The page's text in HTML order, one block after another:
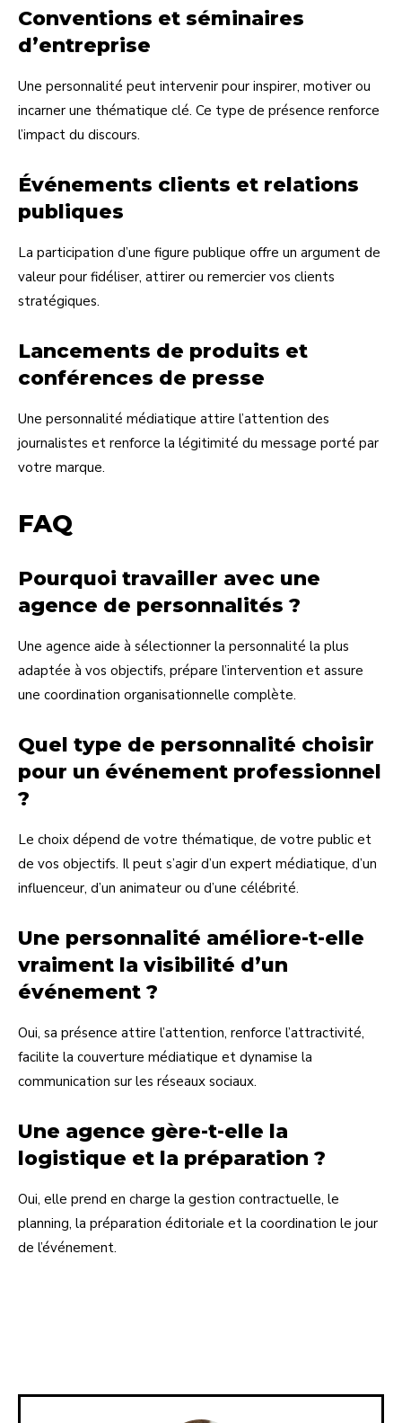
Conventions et séminaires
d’entreprise
Une personnalité peut intervenir pour inspirer, motiver ou
incarner une thématique clé. Ce type de présence renforce
l’impact du discours.
Événements clients et relations
publiques
La participation d’une figure publique offre un argument de
valeur pour fidéliser, attirer ou remercier vos clients
stratégiques.
Lancements de produits et
conférences de presse
Une personnalité médiatique attire l’attention des
journalistes et renforce la légitimité du message porté par
votre marque.
FAQ
Pourquoi travailler avec une
agence de personnalités ?
Une agence aide à sélectionner la personnalité la plus
adaptée à vos objectifs, prépare l’intervention et assure
une coordination organisationnelle complète.
Quel type de personnalité choisir
pour un événement professionnel
?
Le choix dépend de votre thématique, de votre public et
de vos objectifs. Il peut s’agir d’un expert médiatique, d’un
influenceur, d’un animateur ou d’une célébrité.
Une personnalité améliore-t-elle
vraiment la visibilité d’un
événement ?
Oui, sa présence attire l’attention, renforce l’attractivité,
facilite la couverture médiatique et dynamise la
communication sur les réseaux sociaux.
Une agence gère-t-elle la
logistique et la préparation ?
Oui, elle prend en charge la gestion contractuelle, le
planning, la préparation éditoriale et la coordination le jour
de l’événement.